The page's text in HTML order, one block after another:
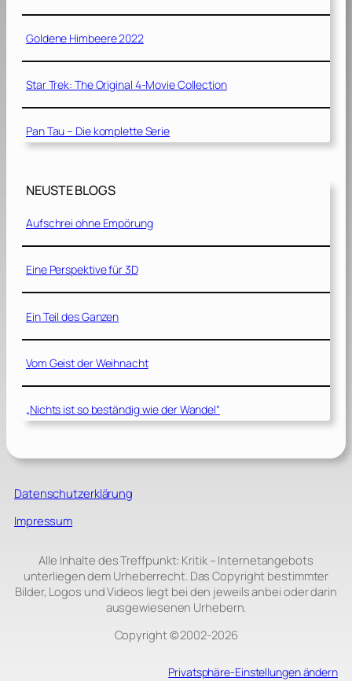
Goldene Himbeere 2022
Star Trek: The Original 4-Movie Collection
Pan Tau – Die komplette Serie
NEUSTE BLOGS
Aufschrei ohne Empörung
Eine Perspektive für 3D
Ein Teil des Ganzen
Vom Geist der Weihnacht
„Nichts ist so beständig wie der Wandel“
Datenschutzerklärung
Impressum
Alle Inhalte des Treffpunkt: Kritik – Internetangebots
unterliegen dem Urheberrecht. Das Copyright bestimmter
Bilder, Logos und Videos liegt bei den jeweils anbei oder darin
ausgewiesenen Urhebern.
Copyright © 2002‑2026
Privatsphäre-Einstellungen ändern